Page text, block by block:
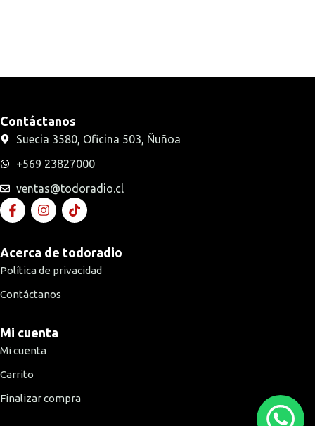
Contáctanos
Suecia 3580, Oficina 503, Ñuñoa
+569 23827000
ventas@todoradio.cl
Acerca de todoradio
Política de privacidad
Contáctanos
Mi cuenta
Mi cuenta
Carrito
Finalizar compra